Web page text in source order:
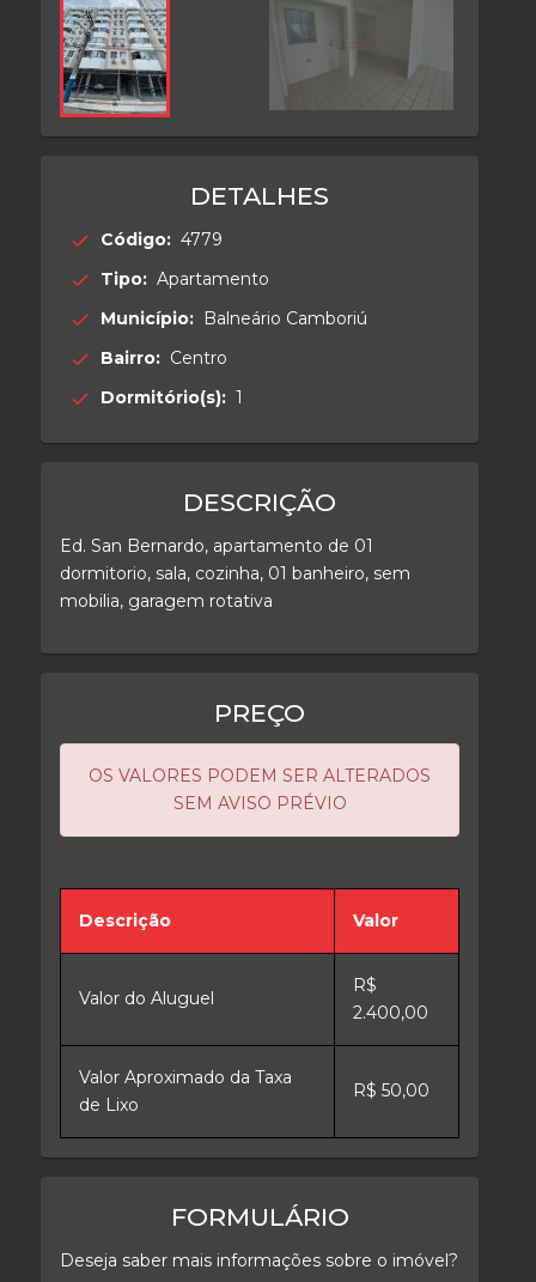
DETALHES
check Código: 4779
check
Tipo: Apartamento
check
Município:
Balneário Camboriú
check
Bairro: Centro
check
Dormitório(s): 1
DESCRIÇÃO
Ed. San Bernardo, apartamento de 01
dormitorio, sala, cozinha, 01 banheiro, sem
mobilia, garagem rotativa
PREÇO
OS VALORES PODEM SER ALTERADOS
SEM AVISO PRÉVIO
Descrição Valor
Valor do Aluguel
R$
2.400,00
Valor Aproximado da Taxa
de Lixo
R$ 50,00
FORMULÁRIO
Deseja saber mais informações sobre o imóvel?